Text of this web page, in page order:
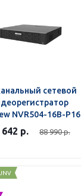
сетевой
NVR504-16B-P16
642 р. 88 990р.